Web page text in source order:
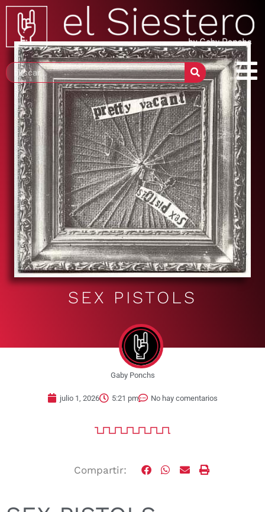
SEX PISTOLS
Gaby Ponchs
julio 1, 2026 5:21 pm No hay comentarios
Compartir: